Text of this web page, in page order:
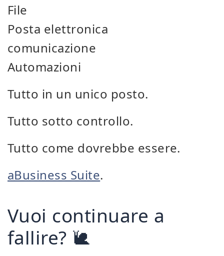
File
Posta elettronica
comunicazione
Automazioni
Tutto in un unico posto.
Tutto sotto controllo.
Tutto come dovrebbe essere.
aBusiness Suite.
Vuoi continuare a
fallire? 🐌